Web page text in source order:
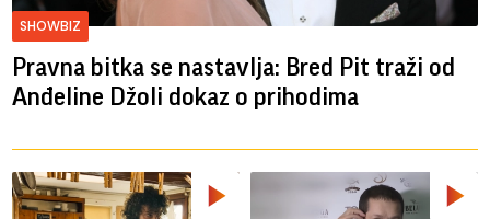
SHOWBIZ
Pravna bitka se nastavlja: Bred ​​Pit traži od
Anđeline Džoli dokaz o prihodima